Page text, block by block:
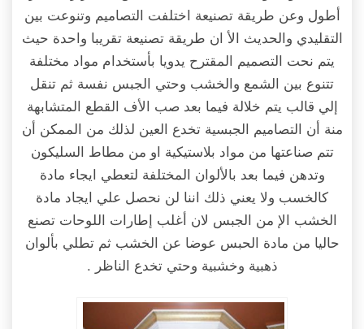
أطول وعن طريقة تصنيعة اختلفت التصاميم وتنوعت بين
التقليدي والحديث الأ ان طريقة تصنيعة تقريبا واحدة حيث
يتم نحت التصميم المقترح يدويا بأستخدام مواد مختلفة
تتنوع بين الشمع والخشب وحتي الجبس نفسة ثم تنقل
إلي قالب يتم خلالة فيما بعد صب الأف القطع المتشابهة
منة أن التصاميم الجبسية تخدع العين لذلك من الممكن أن
تتم صناعتها من مواد بلاستيكية او من مطاط السليكون
وتدهن فيما بعد بالألوان المختلفة لتعطي ايجاء مادة
كالخسب ولا يعني ذلك اننا لن نحصل علي ايجاد مادة
الخشب الإ من الجبس لان أغلب إطارات اللوحات تصنع
حاليا من مادة الحبس عوضا عن الخشب ثم تطلي بألوان
ذهبية وخشبية وحتي تخدع الناظر .